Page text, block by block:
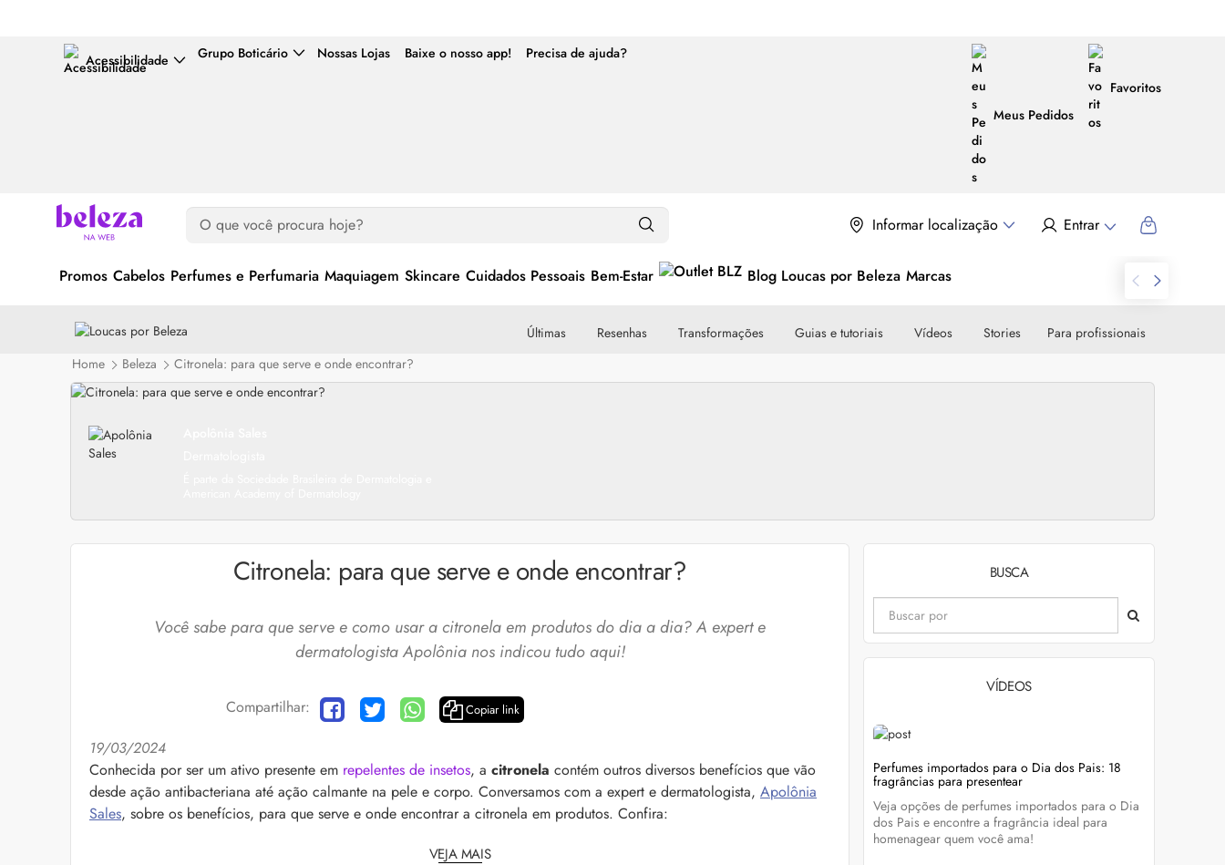
Acessibilidade Grupo Boticário Nossas Lojas Baixe o nosso app! Precisa de ajuda?
Meus Pedidos
Favoritos
Informar localização Entrar
Promos Cabelos Perfumes e Perfumaria Maquiagem Skincare Cuidados Pessoais Bem-Estar Blog Loucas por Beleza Marcas
Últimas Resenhas Transformações Guias e tutoriais Vídeos Stories
Para profissionais
Home
Beleza Citronela: para que serve e onde encontrar?
Citronela: para que serve e onde encontrar?
Você sabe para que serve e como usar a citronela em produtos do dia a dia? A expert e
dermatologista Apolônia nos indicou tudo aqui!
Compartilhar: Copiar link
19/03/2024
Conhecida por ser um ativo presente em repelentes de insetos, a citronela contém outros diversos benefícios que vão
desde ação antibacteriana até ação calmante na pele e corpo. Conversamos com a expert e dermatologista, Apolônia
Sales, sobre os benefícios, para que serve e onde encontrar a citronela em produtos. Confira:
VEJA MAIS
BUSCA
VÍDEOS
Cuidados com a barba: 4 dicas e produtos
O expert Willy Morales revela 5 cuidados com a
barba para você incluir no dia a dia. Veja quais
as recomendações do barbeiro
Queda de cabelo masculina: causas, como evitar
e mais
A queda de cabelo masculina é um quadro
comum, e a boa notícia é que é possível tratá-lo e
Perfumes importados para o Dia dos Pais: 18
fragrâncias para presentear
Veja opções de perfumes importados para o Dia
dos Pais e encontre a fragrância ideal para
homenagear quem você ama!